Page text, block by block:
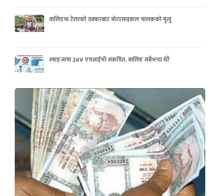
वालिङमा टेलरको ठक्करबाट मोटरसाइकल चालकको मृत्यु
स्याङ्जामा ३४४ एचआईभी संक्रमित, वालिङ सबैभन्दा धेरै